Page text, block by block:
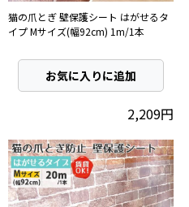
猫の爪とぎ 壁保護シート はがせるタ
イプ Mサイズ(幅92cm) 1m/1本
お気に入りに追加
2,209円